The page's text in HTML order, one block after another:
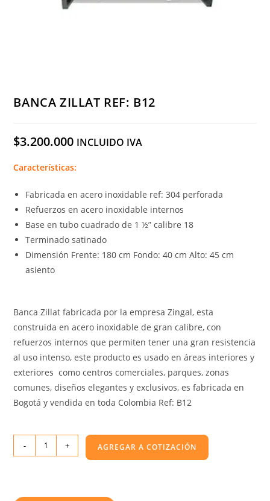
BANCA ZILLAT REF: B12
$3.200.000 INCLUIDO IVA
Características:
Fabricada en acero inoxidable ref: 304 perforada
Refuerzos en acero inoxidable internos
Base en tubo cuadrado de 1 ½” calibre 18
Terminado satinado
Dimensión Frente: 180 cm Fondo: 40 cm Alto: 45 cm
asiento
Banca Zillat fabricada por la empresa Zingal, esta
construida en acero inoxidable de gran calibre, con
refuerzos internos que permiten tener una gran resistencia
al uso intenso, este producto es usado en áreas interiores y
exteriores como centros comerciales, parques, zonas
comunes, diseños elegantes y exclusivos, es fabricada en
Bogotá y vendida en toda Colombia Ref: B12
- + AGREGAR A COTIZACIÓN